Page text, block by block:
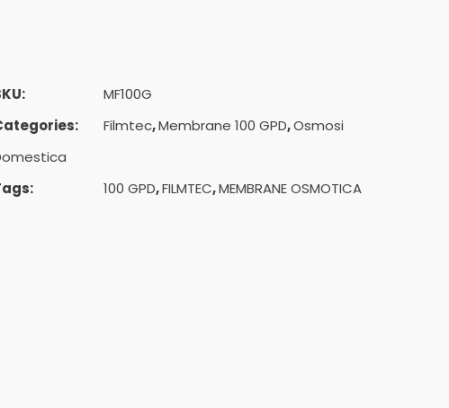
MF100G
Filmtec,Membrane 100 GPD,Osmosi
100 GPD,FILMTEC,MEMBRANE OSMOTICA